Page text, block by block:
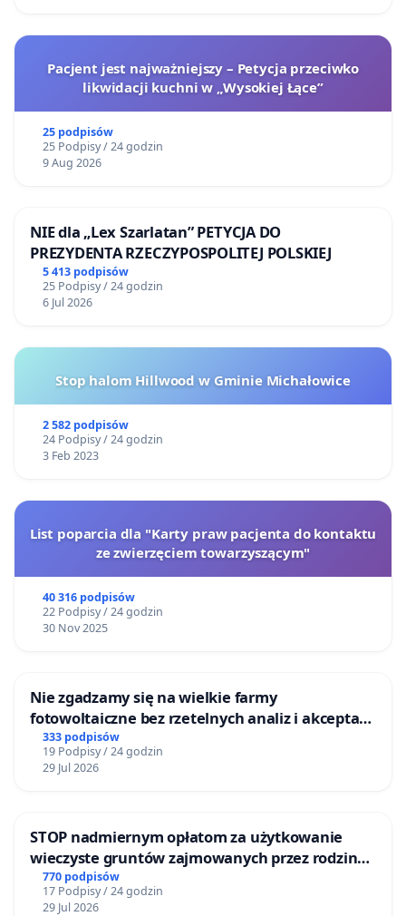
Pacjent jest najważniejszy – Petycja przeciwko
likwidacji kuchni w „Wysokiej Łące”
25 podpisów
25 Podpisy / 24 godzin
9 Aug 2026
NIE dla „Lex Szarlatan” PETYCJA DO
PREZYDENTA RZECZYPOSPOLITEJ POLSKIEJ
5 413 podpisów
25 Podpisy / 24 godzin
6 Jul 2026
Stop halom Hillwood w Gminie Michałowice
2 582 podpisów
24 Podpisy / 24 godzin
3 Feb 2023
List poparcia dla "Karty praw pacjenta do kontaktu
ze zwierzęciem towarzyszącym"
40 316 podpisów
22 Podpisy / 24 godzin
30 Nov 2025
Nie zgadzamy się na wielkie farmy
fotowoltaiczne bez rzetelnych analiz i akceptacji
mieszkańców
333 podpisów
19 Podpisy / 24 godzin
29 Jul 2026
STOP nadmiernym opłatom za użytkowanie
wieczyste gruntów zajmowanych przez rodzinne
ogrody działkowe.
770 podpisów
17 Podpisy / 24 godzin
29 Jul 2026